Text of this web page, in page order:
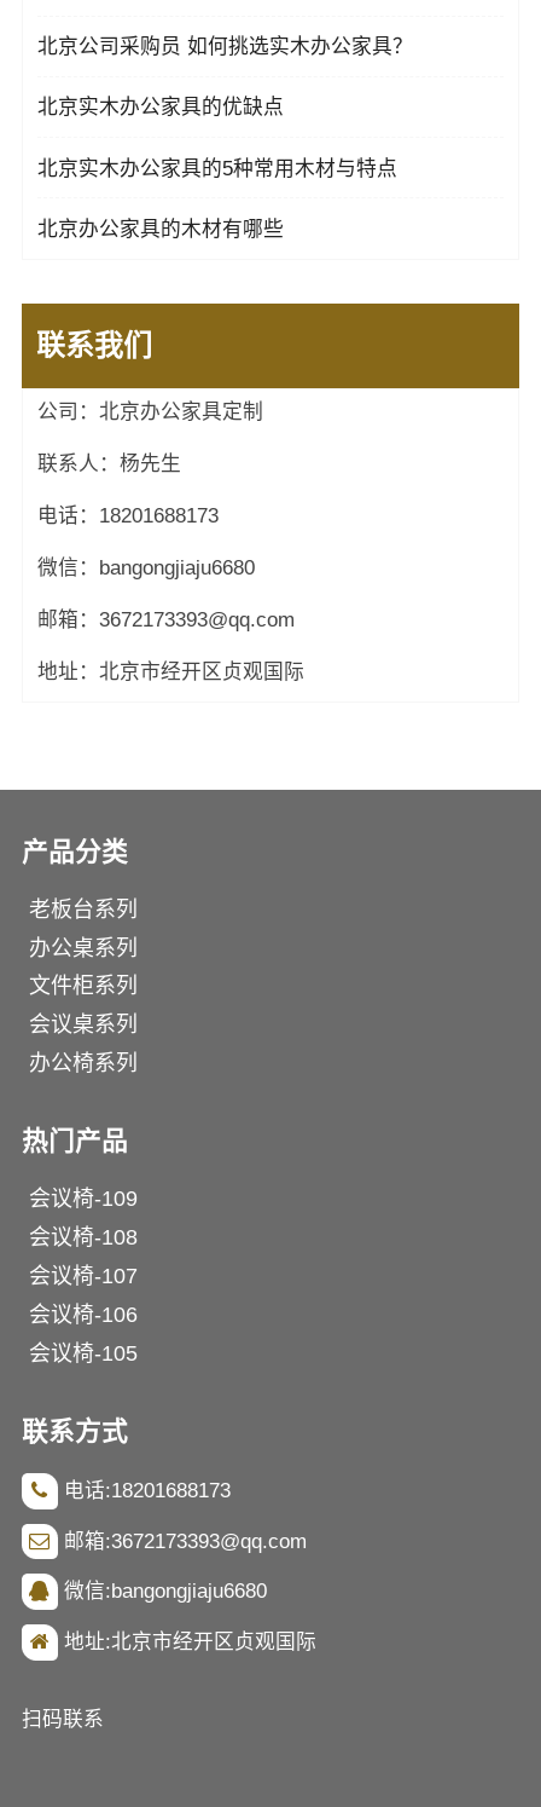
北京公司采购员 如何挑选实木办公家具？
北京实木办公家具的优缺点
北京实木办公家具的5种常用木材与特点
北京办公家具的木材有哪些
联系我们
公司：北京办公家具定制
联系人：杨先生
电话：18201688173
微信：bangongjiaju6680
邮箱：3672173393@qq.com
地址：北京市经开区贞观国际
产品分类
老板台系列
办公桌系列
文件柜系列
会议桌系列
办公椅系列
热门产品
会议椅-109
会议椅-108
会议椅-107
会议椅-106
会议椅-105
联系方式
电话:18201688173
邮箱:3672173393@qq.com
微信:bangongjiaju6680
地址:北京市经开区贞观国际
扫码联系